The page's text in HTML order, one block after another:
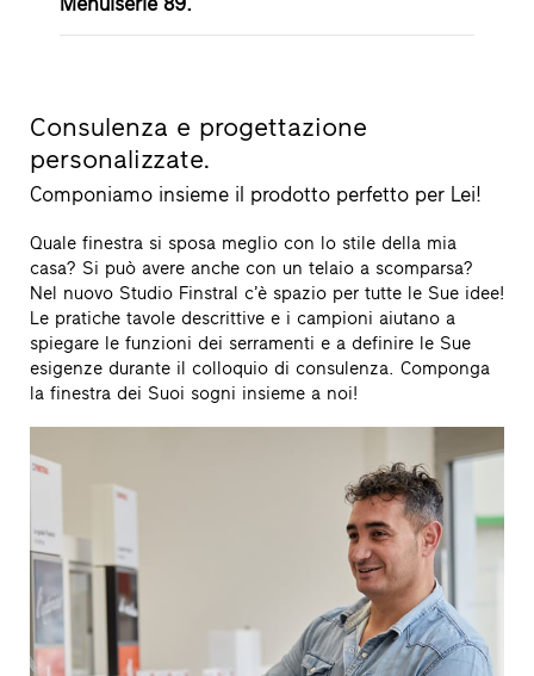
Consulenza e progettazione
personalizzate.
Componiamo insieme il prodotto perfetto per Lei!
Quale finestra si sposa meglio con lo stile della mia
casa? Si può avere anche con un telaio a scomparsa?
Nel nuovo Studio Finstral c’è spazio per tutte le Sue idee!
Le pratiche tavole descrittive e i campioni aiutano a
spiegare le funzioni dei serramenti e a definire le Sue
esigenze durante il colloquio di consulenza. Componga
la finestra dei Suoi sogni insieme a noi!